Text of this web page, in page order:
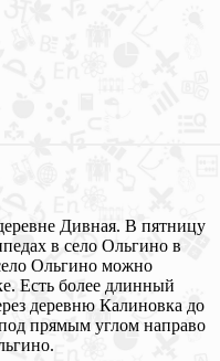
Дивная. В пятницу
в село Ольгино в
Ольгино можно
Есть более длинный
деревню Калиновка до
прямым углом направо